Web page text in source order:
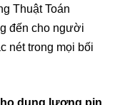
Thuật Toán
đến cho người
nét trong mọi bối